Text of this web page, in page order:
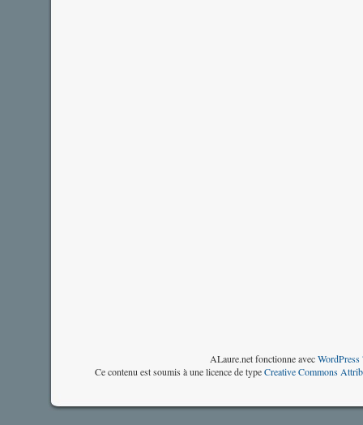
ALaure.net fonctionne avecWordPress
Ce contenu est soumis à une licence de typeCreative Commons